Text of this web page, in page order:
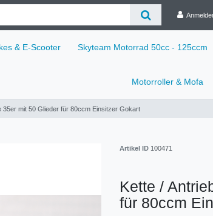
& E-Scooter Skyteam Motorrad 50cc - 125ccm
Motorroller & Mofa
35er mit 50 Glieder für 80ccm Einsitzer Gokart
Artikel ID 100471
Kette /
für 80ccm